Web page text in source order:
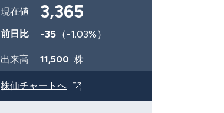
現在値 3,365
前日比 -35 （-1.03%）
出来高 11,500 株
株価チャートへ